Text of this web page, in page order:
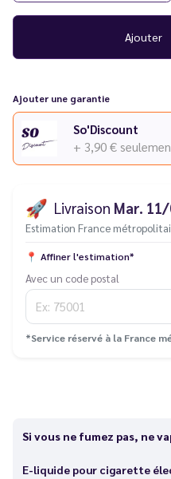
Ajouter
Ajouter une garantie
So'Discount
+ 3,90 €
🚀 Livraison Mar.
Estimation France
📍 Affiner l'estimation*
Avec un code postal
*Service réservé à la France
Si vous ne fumez pas, ne
E-liquide pour cigarette